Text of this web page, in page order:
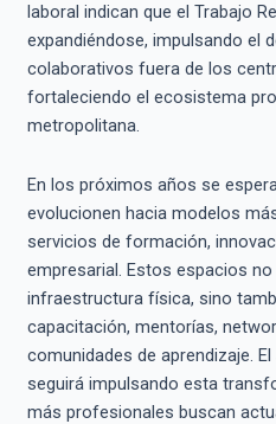
laboral indican que el Trabajo
expandiéndose, impulsando el
colaborativos fuera de los
fortaleciendo el ecosistema
metropolitana.
En los próximos años se
evolucionen hacia modelos
servicios de formación,
empresarial. Estos espacios
infraestructura física, sino
capacitación, mentorías,
comunidades de aprendizaje.
seguirá impulsando esta
más profesionales buscan